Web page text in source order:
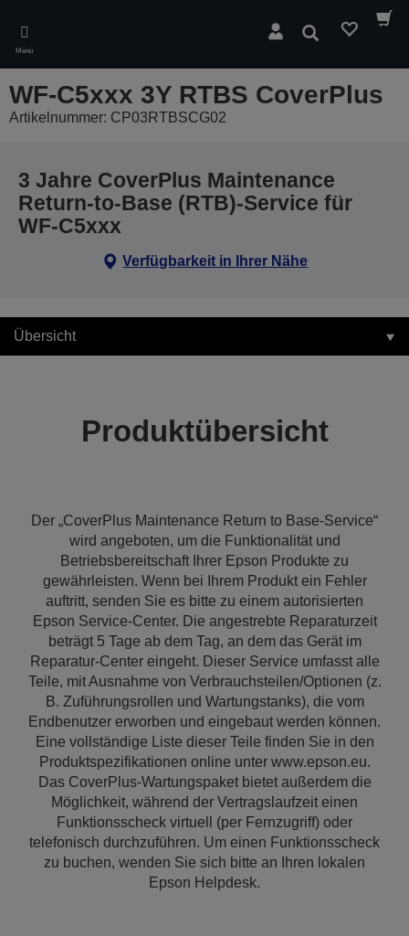
main
content
Menü
Suchen
WF-C5xxx 3Y RTBS CoverPlus
Artikelnummer: CP03RTBSCG02
3 Jahre CoverPlus Maintenance
Return-to-Base (RTB)-Service für
WF-C5xxx
Verfügbarkeit in Ihrer Nähe
Übersicht
Produktübersicht
Der „CoverPlus Maintenance Return to Base-Service“
wird angeboten, um die Funktionalität und
Betriebsbereitschaft Ihrer Epson Produkte zu
gewährleisten. Wenn bei Ihrem Produkt ein Fehler
auftritt, senden Sie es bitte zu einem autorisierten
Epson Service-Center. Die angestrebte Reparaturzeit
beträgt 5 Tage ab dem Tag, an dem das Gerät im
Reparatur-Center eingeht. Dieser Service umfasst alle
Teile, mit Ausnahme von Verbrauchsteilen/Optionen (z.
B. Zuführungsrollen und Wartungstanks), die vom
Endbenutzer erworben und eingebaut werden können.
Eine vollständige Liste dieser Teile finden Sie in den
Produktspezifikationen online unter www.epson.eu.
Das CoverPlus-Wartungspaket bietet außerdem die
Möglichkeit, während der Vertragslaufzeit einen
Funktionsscheck virtuell (per Fernzugriff) oder
telefonisch durchzuführen. Um einen Funktionsscheck
zu buchen, wenden Sie sich bitte an Ihren lokalen
Epson Helpdesk.